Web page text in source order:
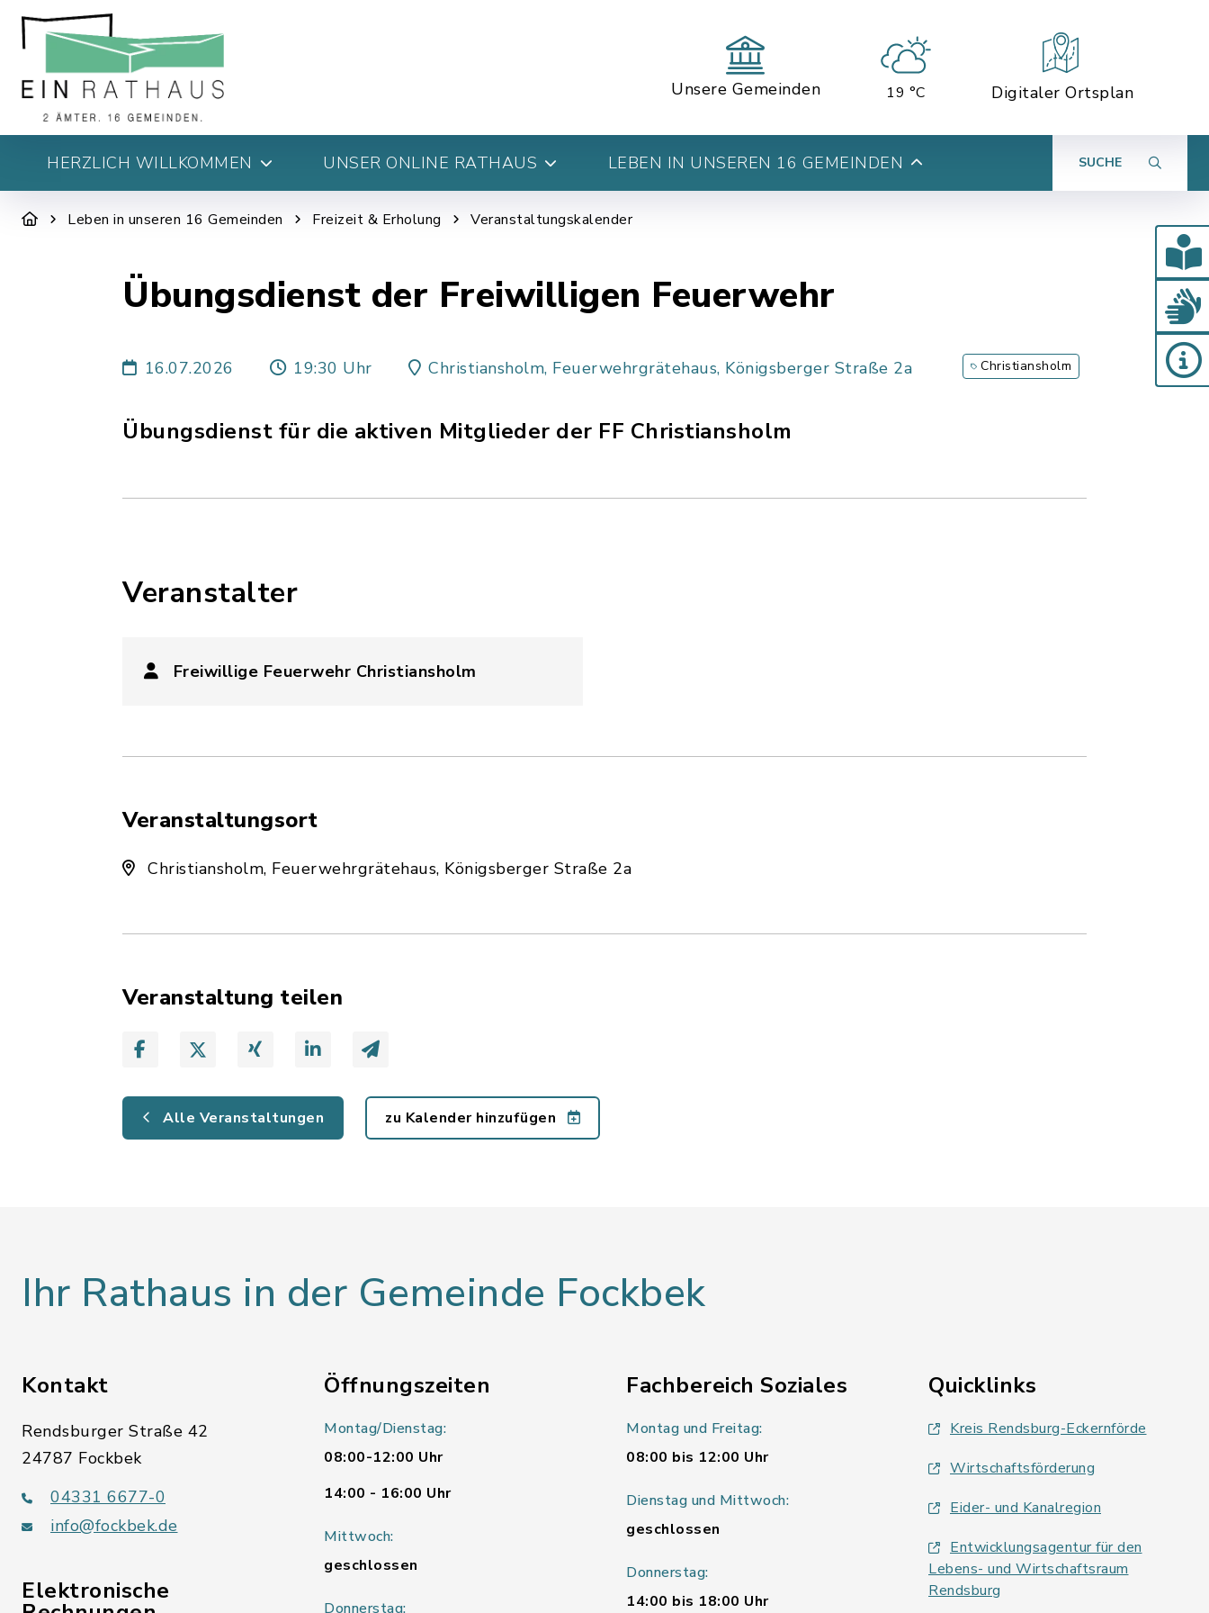
Unsere Gemeinden 19 °C Digitaler Ortsplan
HERZLICH WILLKOMMEN UNSER ONLINE RATHAUS LEBEN IN UNSEREN 16 GEMEINDEN SUCHE
Leben in unseren 16 Gemeinden Freizeit & Erholung Veranstaltungskalender
Übungsdienst der Freiwilligen Feuerwehr
16.07.2026 19:30 Uhr Christiansholm, Feuerwehrgrätehaus, Königsberger Straße 2a Christiansholm
Übungsdienst für die aktiven Mitglieder der FF Christiansholm
Veranstalter
Freiwillige Feuerwehr Christiansholm
Veranstaltungsort
Christiansholm, Feuerwehrgrätehaus, Königsberger Straße 2a
Veranstaltung teilen
Alle Veranstaltungen zu Kalender hinzufügen
Ihr Rathaus in der Gemeinde Fockbek
Kontakt
Rendsburger Straße 42
24787 Fockbek
04331 6677-0
info@fockbek.de
Elektronische
Öffnungszeiten
Montag/Dienstag:
08:00-12:00 Uhr
14:00 - 16:00 Uhr
Mittwoch:
geschlossen
Donnerstag:
Fachbereich Soziales
Montag und Freitag:
08:00 bis 12:00 Uhr
Dienstag und Mittwoch:
geschlossen
Donnerstag:
14:00 bis 18:00 Uhr
Quicklinks
Kreis Rendsburg-Eckernförde
Wirtschaftsförderung
Eider- und Kanalregion
Entwicklungsagentur für den
Lebens- und Wirtschaftsraum
Rendsburg